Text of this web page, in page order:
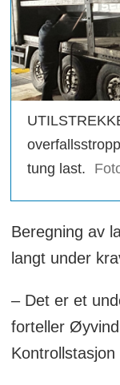
tung last.
Beregning av
langt under
– Det er et
forteller
Kontrollstasjon